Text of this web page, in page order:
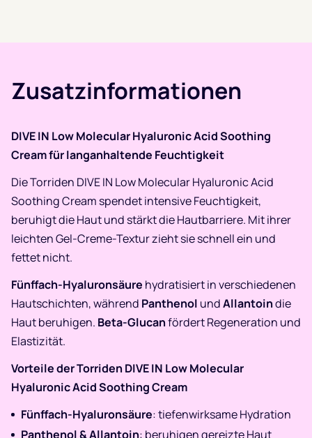
Zusatzinformationen
DIVE IN Low Molecular Hyaluronic Acid Soothing
Cream für langanhaltende Feuchtigkeit
Die Torriden DIVE IN Low Molecular Hyaluronic Acid
Soothing Cream spendet intensive Feuchtigkeit,
beruhigt die Haut und stärkt die Hautbarriere. Mit ihrer
leichten Gel-Creme-Textur zieht sie schnell ein und
fettet nicht.
Fünffach-Hyaluronsäure hydratisiert in verschiedenen
Hautschichten, während Panthenol undAllantoindie
Haut beruhigen. Beta-Glucanfördert Regeneration und
Elastizität.
Vorteile der Torriden DIVE IN Low Molecular
Hyaluronic Acid Soothing Cream
Fünffach-Hyaluronsäure: tiefenwirksame Hydration
Panthenol & Allantoin: beruhigen gereizte Haut